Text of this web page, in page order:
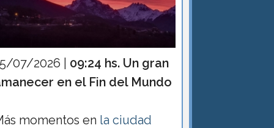
07/2026 | 09:24 hs. Un gran
en el Fin del Mundo
momentos en la ciudad